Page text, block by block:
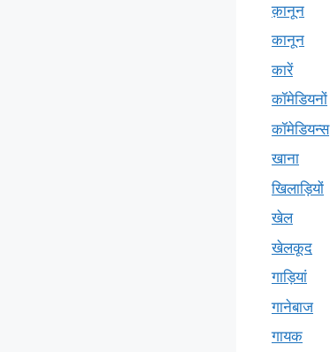
क़ानून
कानून
कारें
कॉमेडियनों
कॉमेडियन्स
खाना
खिलाड़ियों
खेल
खेलकूद
गाड़ियां
गानेबाज
गायक